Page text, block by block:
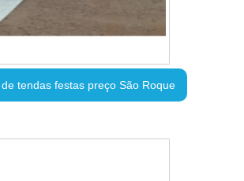
tendas festas preço São Roque